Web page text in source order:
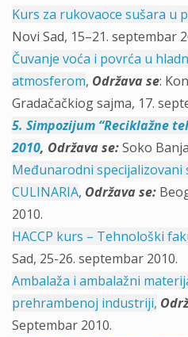
Kurs za rukovaoce sušara u
Novi Sad, 15–21. septembar
Čuvanje voća i povrća u
atmosferom, Održava se:
Gradačačkiog sajma, 17.
5. Simpozijum “Reciklažne
2010, Održava se:Soko
Međunarodni specijalizovani
CULINARIA, Održava se:
2010.
HACCP kurs – Tehnološki
Sad, 25-26. septembar 2010.
Ambalaža i ambalažni
prehrambenoj industriji,
Septembar 2010.